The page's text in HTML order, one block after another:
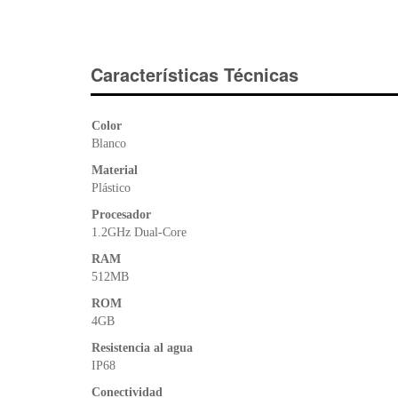
Características Técnicas
Color
Blanco
Material
Plástico
Procesador
1.2GHz Dual-Core
RAM
512MB
ROM
4GB
Resistencia al agua
IP68
Conectividad